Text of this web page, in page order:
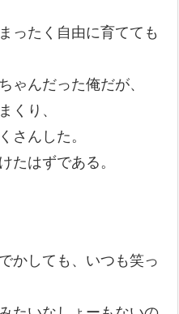
ったく自由に育てても
ゃんだった俺だが、
くり、
さんした。
たはずである。
かしても、いつも笑っ